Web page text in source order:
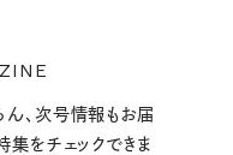
、次号情報もお届
集をチェックできま